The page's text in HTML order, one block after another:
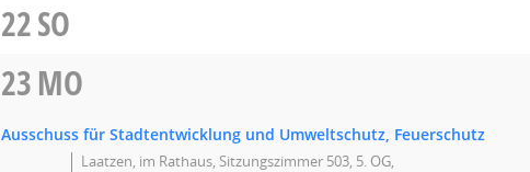
22SO
23MO
Ausschuss für Stadtentwicklung und Umweltschutz, Feuerschutz
Laatzen, im Rathaus, Sitzungszimmer 503, 5. OG,